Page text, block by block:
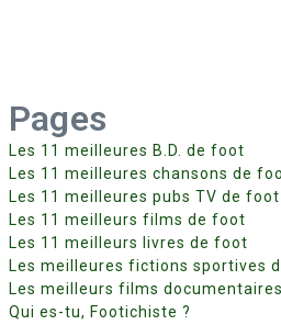
Pages
Les 11 meilleures B.D. de foot
Les 11 meilleures chansons de
Les 11 meilleures pubs TV de foot
Les 11 meilleurs films de foot
Les 11 meilleurs livres de foot
Les meilleures fictions sportives
Les meilleurs films
Qui es-tu, Footichiste ?